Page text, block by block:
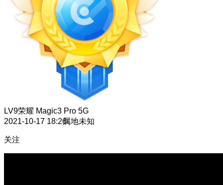
LV9荣耀 Magic3 Pro 5G
2021-10-17 18:26属地未知
关注